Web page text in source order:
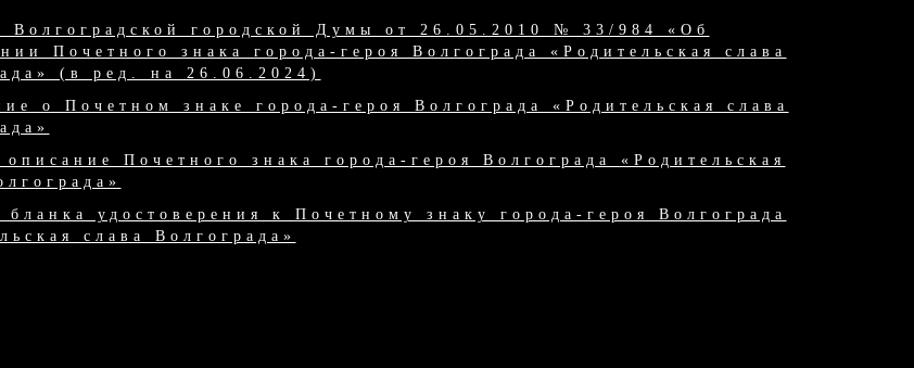
Волгоградской городской Думы от 26.05.2010 № 33/984 «Об
Почетного знака города-героя Волгограда «Родительская слава
(в ред. на 26.06.2024)
о Почетном знаке города-героя Волгограда «Родительская слава
Почетного знака города-героя Волгограда «Родительская
бланка удостоверения к Почетному знаку города-героя Волгограда
слава Волгограда»